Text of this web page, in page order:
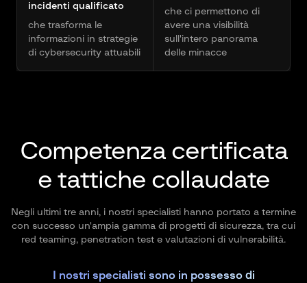
incidenti qualificato
che trasforma le
informazioni in strategie
di cybersecurity attuabili
che ci permettono di
avere una visibilità
sull'intero panorama
delle minacce
Competenza certificata
e tattiche collaudate
Negli ultimi tre anni, i nostri specialisti hanno portato a termine
con successo un'ampia gamma di progetti di sicurezza, tra cui
red teaming, penetration test e valutazioni di vulnerabilità.
I nostri specialisti sono in possesso di